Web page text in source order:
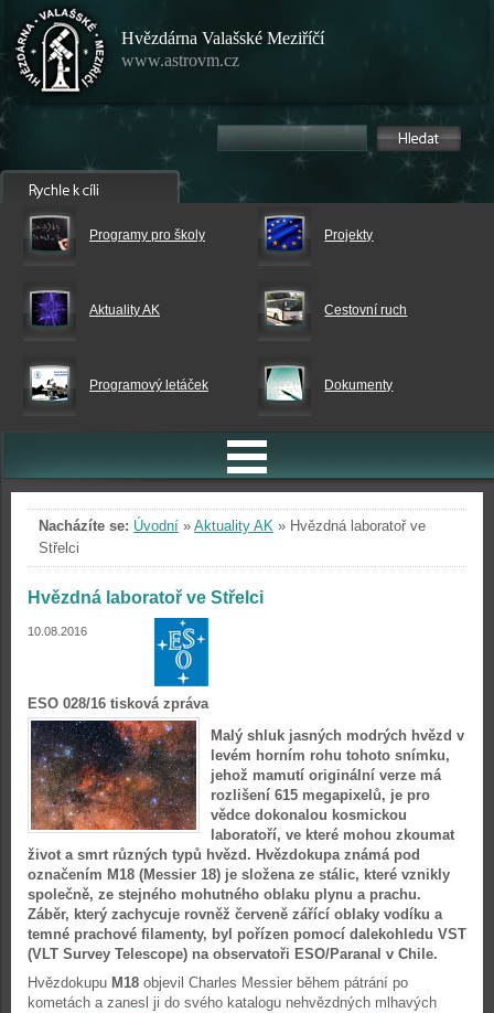
Hvězdárna Valašské Meziříčí
www.astrovm.cz
Programy pro školy Projekty
Aktuality AK Cestovní ruch
Programový letáček Dokumenty
Nacházíte se: Úvodní » Aktuality AK » Hvězdná laboratoř ve
Střelci
Hvězdná laboratoř ve Střelci
10.08.2016
ESO 028/16 tisková zpráva
Malý shluk jasných modrých hvězd v
levém horním rohu tohoto snímku,
jehož mamutí originální verze má
rozlišení 615 megapixelů, je pro
vědce dokonalou kosmickou
laboratoří, ve které mohou zkoumat
život a smrt různých typů hvězd. Hvězdokupa známá pod
označením M18 (Messier 18) je složena ze stálic, které vznikly
společně, ze stejného mohutného oblaku plynu a prachu.
Záběr, který zachycuje rovněž červeně zářící oblaky vodíku a
temné prachové filamenty, byl pořízen pomocí dalekohledu VST
(VLT Survey Telescope) na observatoři ESO/Paranal v Chile.
Hvězdokupu M18 objevil Charles Messier během pátrání po
kometách a zanesl ji do svého katalogu nehvězdných mlhavých